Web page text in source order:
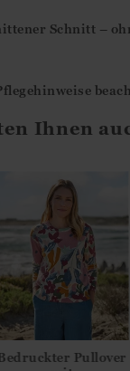
Schnitt –
Ihnen
Pullover